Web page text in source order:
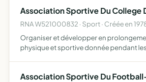
Association Sportive Du College
RNA W521000832 · Sport · Créée en
Organiser et développer en
physique et sportive donnée pendant
Association Sportive Du